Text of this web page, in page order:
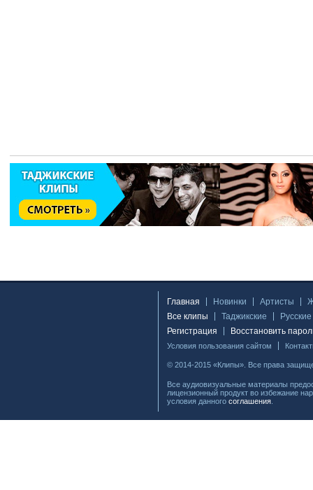
Главная Новинки Артисты
Все клипы
Таджикские
Русские
Регистрация
Восстановить
Условия пользования сайтом
© 2014-2015 «Клипы». Все права
Все аудиовизуальные материалы
лицензионный продукт во избежание
условия данного соглашения